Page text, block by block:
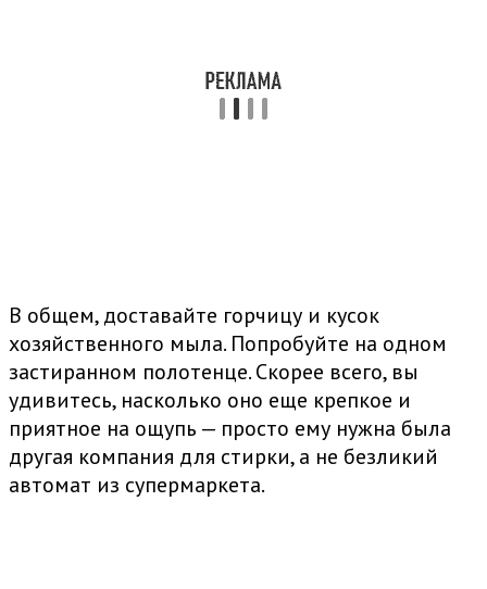
В общем, доставайте горчицу и кусок
хозяйственного мыла. Попробуйте на одном
застиранном полотенце. Скорее всего, вы
удивитесь, насколько оно еще крепкое и
приятное на ощупь — просто ему нужна была
другая компания для стирки, а не безликий
автомат из супермаркета.